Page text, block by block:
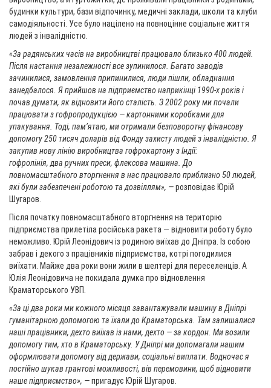
будинки культури, бази відпочинку, медичні заклади, школи та клуби
самодіяльності. Усе було націлено на повноцінне соціальне життя
людей з інвалідністю.
«За радянських часів на виробництві працювалоблизько 400 людей.
Після настання незалежності все зупинилося. Багато заводів
зачинилися, замовлення припинилися, люди пішли, обладнання
занедбалося. Я прийшов на підприємство наприкінці 1990-х років і
почав думати, як відновити його сталість. З 2002 року ми почали
працювати з гофропродукцією — картонними коробками для
упакування. Тоді, памʼятаю, миотрималибезповоротну фінансову
допомогу 250 тисяч доларів від Фондузахистулюдей з інвалідністю. Я
закупив нову лінію виробництва гофрокартону з Індії:
гофролінія,два ручних преси, флексова машина. До
повномасштабного вторгнення в нас працювало приблизно 50 людей,
які були забезпечені роботою та дозвіллям», —розповідає Юрій
Шугаров.
Після початку повномасштабного вторгнення на територію
підприємства прилетіла російська ракета — відновити роботу було
неможливо. Юрій Леонідович із родиною виїхав до Дніпра. Із собою
забрав і декого з працівників підприємства, котрі погодилися
виїхати. Майже два роки вони жили в шелтері для переселенців. А
Юлія Леонідовича не покидала думка про відновлення
Краматорського УВП.
«За цідва роки ми кожного місяця завантажували машину в Дніпрі
гуманітарною допомогою та їхали до Краматорська. Там залишалися
наші працівники, дехто виїхав із нами, дехто — за кордон. Ми возили
допомогу тим, хто в Краматорську. У Дніпрі ми допомагали нашим
оформлювати допомогу від держави, соціальні виплати. Водночас я
постійно шукав грантові можливості, вів перемовини, щоб відновити
наше підприємство», —пригадує Юрій Шугаров.